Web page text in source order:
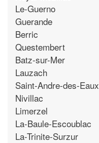
Le-Guerno
Guerande
Berric
Questembert
Batz-sur-Mer
Lauzach
Saint-Andre-des-Eaux
Nivillac
Limerzel
La-Baule-Escoublac
La-Trinite-Surzur